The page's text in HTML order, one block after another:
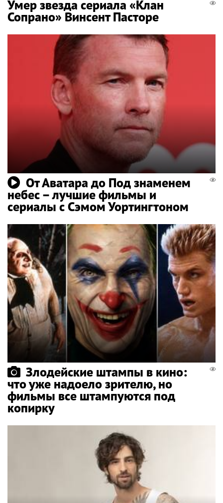
Умер звезда сериала «Клан
Сопрано» Винсент Пасторе
От Аватара до Под знаменем
небес – лучшие фильмы и
сериалы с Сэмом Уортингтоном
Злодейские штампы в кино:
что уже надоело зрителю, но
фильмы все штампуются под
копирку